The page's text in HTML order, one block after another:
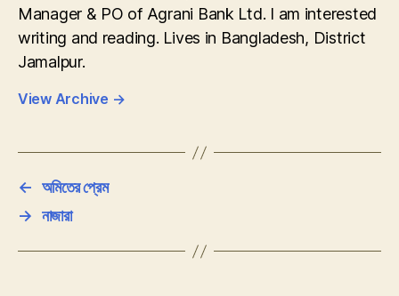
Manager & PO of Agrani Bank Ltd. I am interested
writing and reading. Lives in Bangladesh, District
Jamalpur.
View Archive →
← অমিতের প্রেম
→ নাজারা